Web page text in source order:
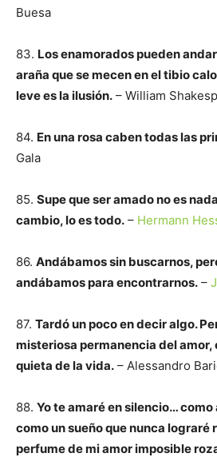
Buesa
83. Los enamorados pueden
araña que se mecen en el tibio
leve es la ilusión. – William
84. En una rosa caben todas las
Gala
85. Supe que ser amado no es
cambio, lo es todo. – Hermann
86. Andábamos sin buscarnos,
andábamos para encontrarnos. –
87. Tardó un poco en decir algo.
misteriosa permanencia del amor,
quieta de la vida. – Alessandro
88. Yo te amaré en silencio…
como un sueño que nunca lograré
perfume de mi amor imposible